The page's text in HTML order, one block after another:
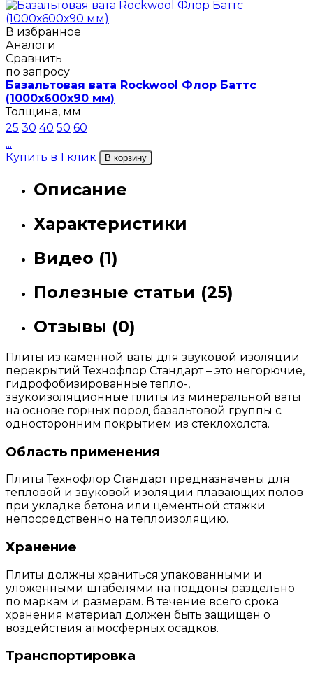
В избранное
Аналоги
Сравнить
по запросу
Базальтовая вата Rockwool Флор Баттс
(1000х600х90 мм)
Толщина, мм
25 30 40 50 60
...
Купить в 1 клик
В корзину
Описание
Характеристики
Видео (1)
Полезные статьи (25)
Отзывы (0)
Плиты из каменной ваты для звуковой изоляции
перекрытий Технофлор Стандарт – это негорючие,
гидрофобизированные тепло-,
звукоизоляционные плиты из минеральной ваты
на основе горных пород базальтовой группы с
односторонним покрытием из стеклохолста.
Область применения
Плиты Технофлор Стандарт предназначены для
тепловой и звуковой изоляции плавающих полов
при укладке бетона или цементной стяжки
непосредственно на теплоизоляцию.
Хранение
Плиты должны храниться упакованными и
уложенными штабелями на поддоны раздельно
по маркам и размерам. В течение всего срока
хранения материал должен быть защищен о
воздействия атмосферных осадков.
Транспортировка